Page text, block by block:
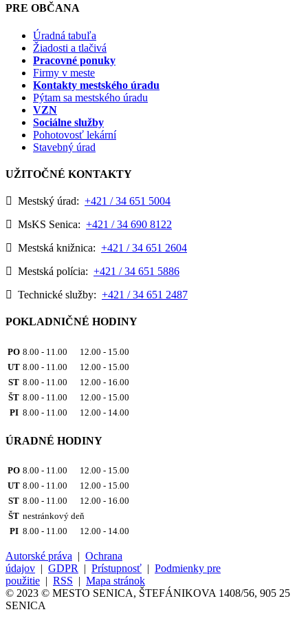
PRE OBČANA
Úradná tabuľa
Žiadosti a tlačivá
Pracovné ponuky
Firmy v meste
Kontakty mestského úradu
Pýtam sa mestského úradu
VZN
Sociálne služby
Pohotovosť lekární
Stavebný úrad
UŽITOČNÉ KONTAKTY
Mestský úrad: +421 / 34 651 5004
MsKS Senica: +421 / 34 690 8122
Mestská knižnica: +421 / 34 651 2604
Mestská polícia: +421 / 34 651 5886
Technické služby: +421 / 34 651 2487
POKLADNIČNÉ HODINY
PO 8.00 - 11.00 12.00 - 15.00
UT 8.00 - 11.00 12.00 - 15.00
ST 8.00 - 11.00 12.00 - 16.00
ŠT 8.00 - 11.00 12.00 - 15.00
PI 8.00 - 11.00 12.00 - 14.00
ÚRADNÉ HODINY
PO 8.00 - 11.00 12.00 - 15.00
UT 8.00 - 11.00 12.00 - 15.00
ST 8.00 - 11.00 12.00 - 16.00
ŠT nestránkový deň
PI 8.00 - 11.00 12.00 - 14.00
Autorské práva | Ochrana
údajov | GDPR | Prístupnosť | Podmienky pre
použitie | RSS | Mapa stránok
© 2023 © MESTO SENICA, ŠTEFÁNIKOVA 1408/56, 905 25
SENICA